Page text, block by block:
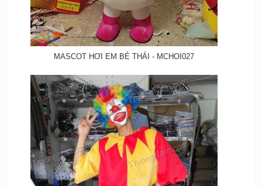
MASCOT HƠI EM BÉ THÁI - MCHOI027